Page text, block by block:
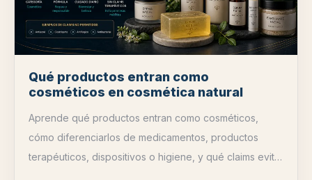
Qué productos entran como
cosméticos en cosmética natural
Aprende qué productos entran como cosméticos,
cómo diferenciarlos de medicamentos, productos
terapéuticos, dispositivos o higiene, y qué claims evitar